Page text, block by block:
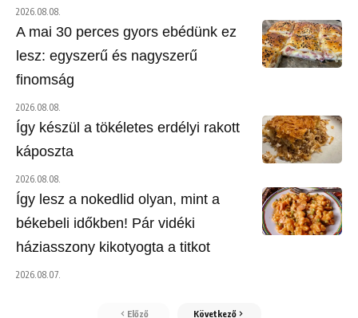
2026.08.08.
A mai 30 perces gyors ebédünk ez
lesz: egyszerű és nagyszerű
finomság
2026.08.08.
Így készül a tökéletes erdélyi rakott
káposzta
2026.08.08.
Így lesz a nokedlid olyan, mint a
békebeli időkben! Pár vidéki
háziasszony kikotyogta a titkot
2026.08.07.
Előző Következő